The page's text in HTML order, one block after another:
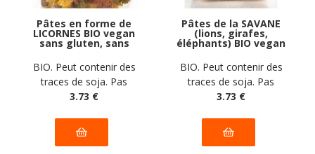
Pâtes en forme de
LICORNES BIO vegan
sans gluten, sans
lait, sans oeufs, sans
coque, sans arachide
Pasta Natura : 250g
BIO. Peut contenir des
traces de soja. Pas
d'autres traces
fabricant
3.73 €
Pâtes de la SAVANE
(lions, girafes,
éléphants) BIO vegan
sans gluten, sans
lait, sans oeufs, sans
coque, sans arachide
Pasta Natura : 250g
BIO. Peut contenir des
traces de soja. Pas
d'autres traces
fabricant
3.73 €